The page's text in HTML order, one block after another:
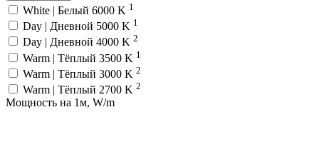
White | Белый 6000 K 1
Day | Дневной 5000 K 1
Day | Дневной 4000 K 2
Warm | Тёплый 3500 K 1
Warm | Тёплый 3000 K 2
Warm | Тёплый 2700 K 2
Мощность на 1м, W/m